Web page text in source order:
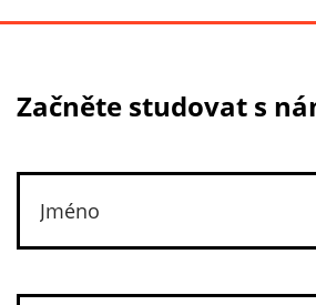
Začněte studovat s